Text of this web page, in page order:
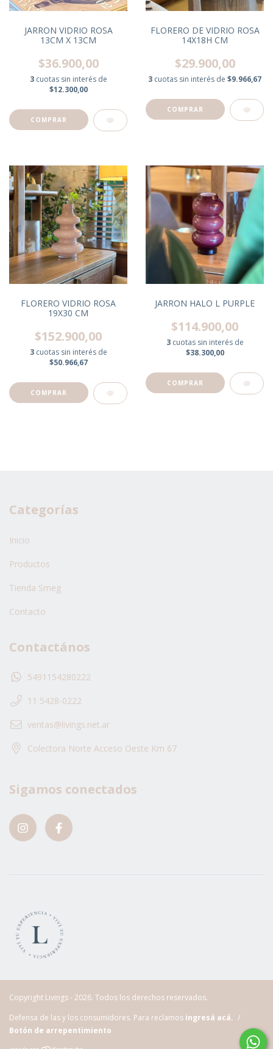
JARRON VIDRIO ROSA
13CM X 13CM
$36.900,00
3 cuotas sin interés de
$12.300,00
FLORERO DE VIDRIO ROSA
14X18H CM
$29.900,00
3 cuotas sin interés de $9.966,67
FLORERO VIDRIO ROSA
19X30 CM
$152.900,00
3 cuotas sin interés de
$50.966,67
JARRON HALO L PURPLE
$114.900,00
3 cuotas sin interés de
$38.300,00
Categorías
Inicio
Productos
Tienda Smeg
Contacto
Contactános
5491154280222
11 5428-0222
ventas@livings.net.ar
Colectora Norte Acceso Oeste Km 67
Sigamos conectados
Copyright Livings - 2026. Todos los derechos reservados.
Defensa de las y los consumidores. Para reclamos ingresá acá. /
Botón de arrepentimiento